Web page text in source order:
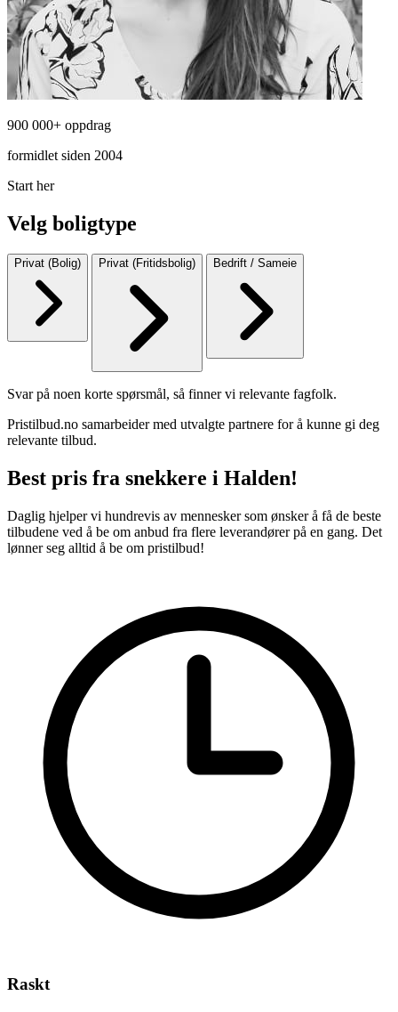
900 000+ oppdrag
formidlet siden 2004
Start her
Velg boligtype
Privat (Bolig) Privat (Fritidsbolig) Bedrift / Sameie
Svar på noen korte spørsmål, så finner vi relevante fagfolk.
Pristilbud.no samarbeider med utvalgte partnere for å kunne gi deg
relevante tilbud.
Best pris fra snekkere i Halden!
Daglig hjelper vi hundrevis av mennesker som ønsker å få de beste
tilbudene ved å be om anbud fra flere leverandører på en gang. Det
lønner seg alltid å be om pristilbud!
Raskt